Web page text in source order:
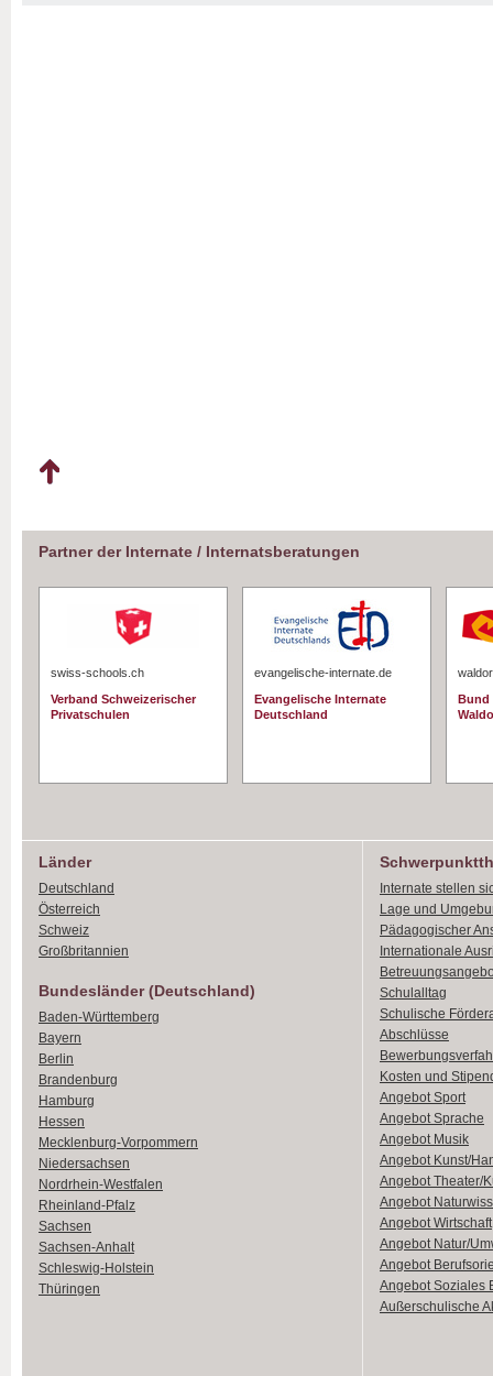
Partner der Internate / Internatsberatungen
swiss-schools.ch
Verband Schweizerischer
Privatschulen
evangelische-internate.de
Evangelische Internate
Deutschland
Bund
Länder
Deutschland
Österreich
Schweiz
Großbritannien
Bundesländer (Deutschland)
Baden-Württemberg
Bayern
Berlin
Brandenburg
Hamburg
Hessen
Mecklenburg-Vorpommern
Niedersachsen
Nordrhein-Westfalen
Rheinland-Pfalz
Sachsen
Sachsen-Anhalt
Schleswig-Holstein
Thüringen
Internate stellen
Lage und
Pädagogischer
Internationale
Schulalltag
Schulische
Abschlüsse
Kosten und
Angebot Sport
Angebot Sprache
Angebot Musik
Angebot Kunst/
Angebot Theater/
Angebot
Angebot Wirtschaft
Angebot Natur/
Angebot
Angebot Soziales
Außerschulische